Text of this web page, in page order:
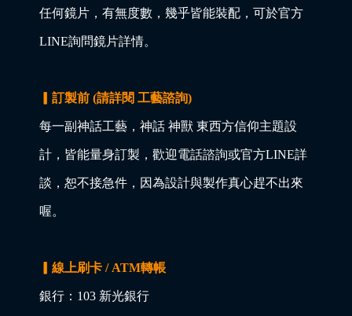
任何鏡片，有無度數，幾乎皆能裝配，可於官方
LINE詢問鏡片詳情。
▎訂製前 (請詳閱 工藝諮詢)
每一副神話工藝，神話 神獸 東西方信仰主題設
計，皆能量身訂製，歡迎電話諮詢或官方LINE詳
談，恕不接急件，因為設計與製作真心趕不出來
喔。
▎線上刷卡 / ATM轉帳
銀行：103 新光銀行